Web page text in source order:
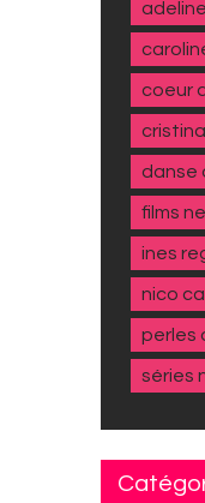
coeur
danse
films
ines
nico
perles
séries